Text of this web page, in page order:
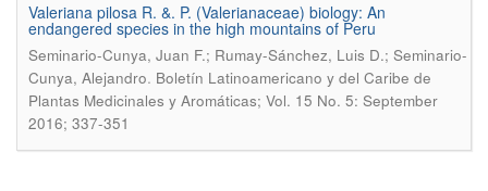
Valeriana pilosa R. &. P. (Valerianaceae) biology: An
endangered species in the high mountains of Peru
Seminario-Cunya, Juan F.; Rumay-Sánchez, Luis D.; Seminario-
Cunya, Alejandro. Boletín Latinoamericano y del Caribe de
Plantas Medicinales y Aromáticas; Vol. 15 No. 5: September
2016; 337-351